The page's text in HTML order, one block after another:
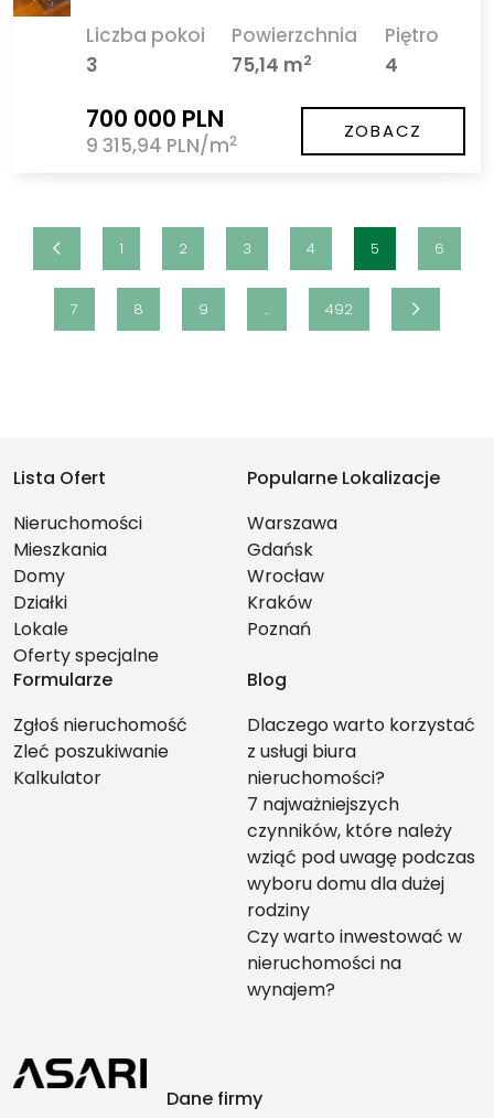
Liczba pokoi
3
Powierzchnia
75,14 m2
Piętro
4
700 000 PLN
9 315,94 PLN/m2 ZOBACZ
1 2 3 4 5 6
7 8 9 ... 492
Lista Ofert
Nieruchomości
Mieszkania
Domy
Działki
Lokale
Oferty specjalne
Popularne Lokalizacje
Warszawa
Gdańsk
Wrocław
Kraków
Poznań
Formularze
Zgłoś nieruchomość
Zleć poszukiwanie
Kalkulator
Blog
Dlaczego warto korzystać
z usługi biura
nieruchomości?
7 najważniejszych
czynników, które należy
wziąć pod uwagę podczas
wyboru domu dla dużej
rodziny
Czy warto inwestować w
nieruchomości na
wynajem?
Dane firmy